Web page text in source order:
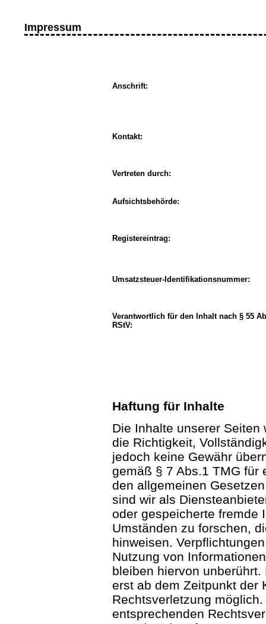
Impressum
Anschrift:
Kontakt:
Vertreten durch:
Aufsichtsbehörde:
Registereintrag:
Umsatzsteuer-Identifikationsnummer:
Verantwortlich für den Inhalt nach § 55
RStV:
Haftung für Inhalte
Die Inhalte unserer
die Richtigkeit,
jedoch keine Gewähr
gemäß § 7 Abs.1 TMG für
den allgemeinen
sind wir als
oder gespeicherte fremde
Umständen zu forschen,
hinweisen.
Nutzung von
bleiben hiervon
erst ab dem Zeitpunkt der
Rechtsverletzung
entsprechenden